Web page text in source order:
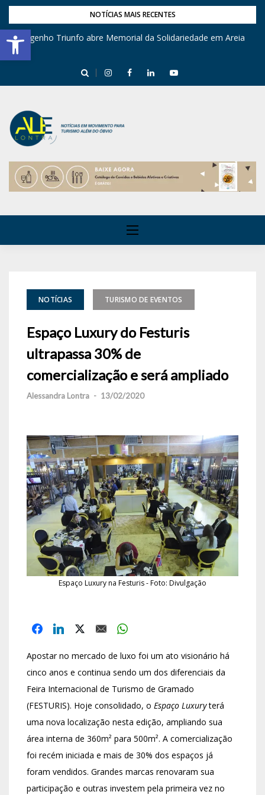
Barra de Ferramentas Aberta
NOTÍCIAS MAIS RECENTES
Engenho Triunfo abre Memorial da Solidariedade em Areia
NOTÍCIAS TURISMO DE EVENTOS
Espaço Luxury do Festuris
ultrapassa 30% de
comercialização e será ampliado
Alessandra Lontra - 13/02/2020
Espaço Luxury na Festuris - Foto: Divulgação
Apostar no mercado de luxo foi um ato visionário há
cinco anos e continua sendo um dos diferenciais da
Feira Internacional de Turismo de Gramado
(FESTURIS). Hoje consolidado, o Espaço Luxuryterá
uma nova localização nesta edição, ampliando sua
área interna de 360m² para 500m². A comercialização
foi recém iniciada e mais de 30% dos espaços já
foram vendidos. Grandes marcas renovaram sua
participação e outras investem pela primeira vez no